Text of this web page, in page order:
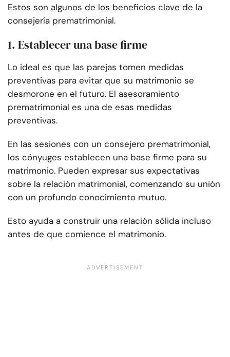
Estos son algunos de los beneficios clave de la
consejería prematrimonial.
1. Establecer una base firme
Lo ideal es que las parejas tomen medidas
preventivas para evitar que su matrimonio se
desmorone en el futuro. El asesoramiento
prematrimonial es una de esas medidas
preventivas.
En las sesiones con un consejero prematrimonial,
los cónyuges establecen una base firme para su
matrimonio. Pueden expresar sus expectativas
sobre la relación matrimonial, comenzando su unión
con un profundo conocimiento mutuo.
Esto ayuda a construir una relación sólida incluso
antes de que comience el matrimonio.